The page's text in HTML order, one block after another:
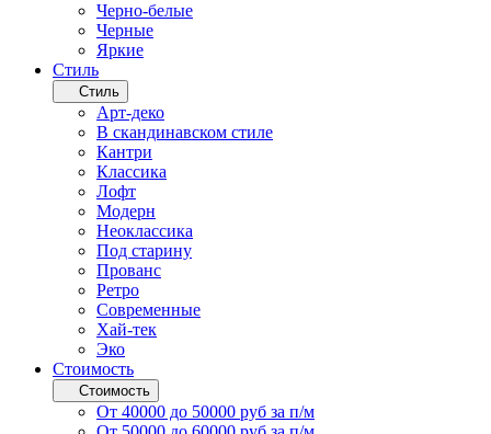
Черно-белые
Черные
Яркие
Стиль
Стиль
Арт-деко
В скандинавском стиле
Кантри
Классика
Лофт
Модерн
Неоклассика
Под старину
Прованс
Ретро
Современные
Хай-тек
Эко
Стоимость
Стоимость
От 40000 до 50000 руб за п/м